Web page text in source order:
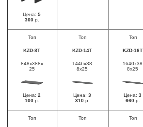
Цена: 5
360р.
Топ
KZD-8T
848х388х
25
Цена: 2
100р.
Топ
KZD-14T
1446х38
8х25
Цена: 3
310р.
Топ
KZD-16T
1640х38
8х25
Цена: 3
660р.
Топ Топ Топ